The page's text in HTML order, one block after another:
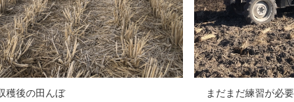
穫後の田んぼ まだまだ練習が必